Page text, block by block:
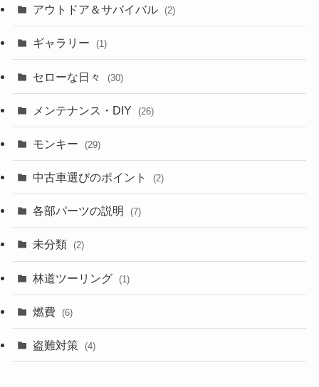
アウトドア＆サバイバル (2)
ギャラリー (1)
セローな日々 (30)
メンテナンス・DIY (26)
モンキー (29)
中古車選びのポイント (2)
各部パーツの説明 (7)
未分類 (2)
林道ツーリング (1)
燃費 (6)
盗難対策 (4)